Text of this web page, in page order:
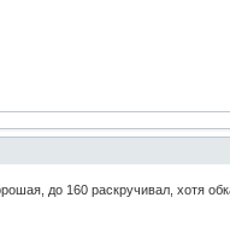
до 160 раскручивал, хотя